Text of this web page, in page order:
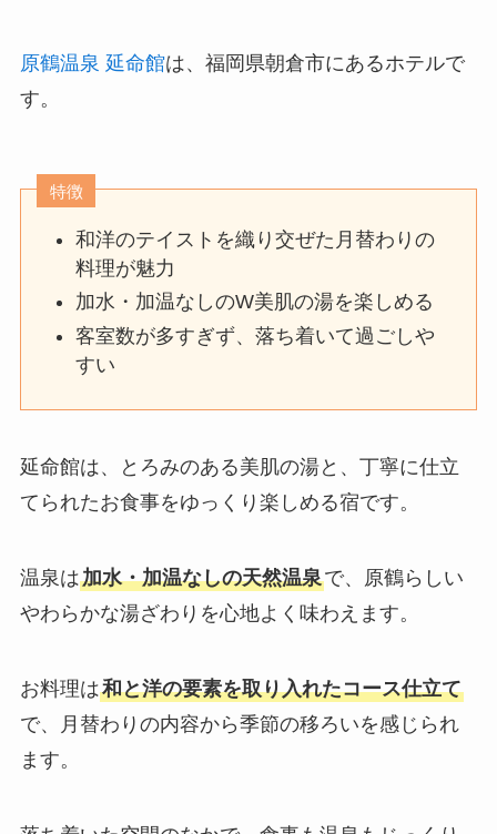
原鶴温泉 延命館は、福岡県朝倉市にあるホテルで
す。
特徴
和洋のテイストを織り交ぜた月替わりの
料理が魅力
加水・加温なしのW美肌の湯を楽しめる
客室数が多すぎず、落ち着いて過ごしや
すい
延命館は、とろみのある美肌の湯と、丁寧に仕立
てられたお食事をゆっくり楽しめる宿です。
温泉は加水・加温なしの天然温泉で、原鶴らしい
やわらかな湯ざわりを心地よく味わえます。
お料理は和と洋の要素を取り入れたコース仕立て
で、月替わりの内容から季節の移ろいを感じられ
ます。